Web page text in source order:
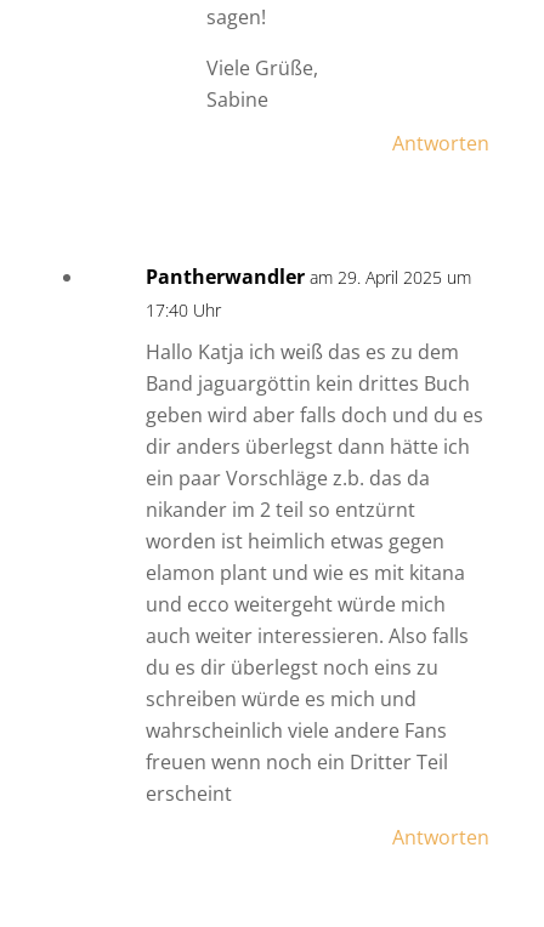
sagen!
Viele Grüße,
Sabine
Antworten
Pantherwandler am 29. April 2025 um
17:40 Uhr
Hallo Katja ich weiß das es zu dem
Band jaguargöttin kein drittes Buch
geben wird aber falls doch und du es
dir anders überlegst dann hätte ich
ein paar Vorschläge z.b. das da
nikander im 2 teil so entzürnt
worden ist heimlich etwas gegen
elamon plant und wie es mit kitana
und ecco weitergeht würde mich
auch weiter interessieren. Also falls
du es dir überlegst noch eins zu
schreiben würde es mich und
wahrscheinlich viele andere Fans
freuen wenn noch ein Dritter Teil
erscheint
Antworten